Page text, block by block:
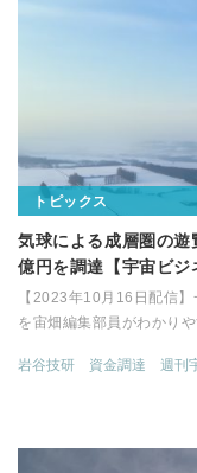
トピックス
気球による成層圏の
億円を調達【宇宙ビジ
【2023年10月16日配信
を宙畑編集部員がわかりや
岩谷技研 資金調達 週刊